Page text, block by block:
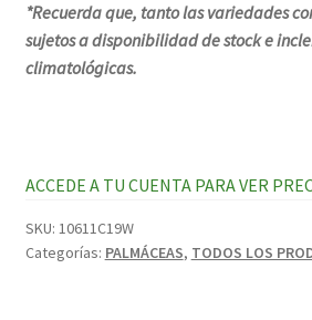
*Recuerda que, tanto las variedades
sujetos a disponibilidad de stock e
climatológicas.
ACCEDE A TU CUENTA PARA VER
SKU: 10611C19W
Categorías: PALMÁCEAS, TODOS LOS